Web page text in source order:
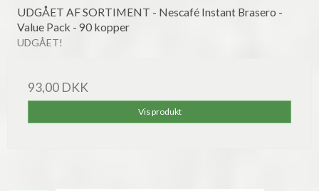
UDGÅET AF SORTIMENT - Nescafé Instant Brasero -
Value Pack - 90 kopper
UDGÅET!
93,00 DKK
Vis produkt